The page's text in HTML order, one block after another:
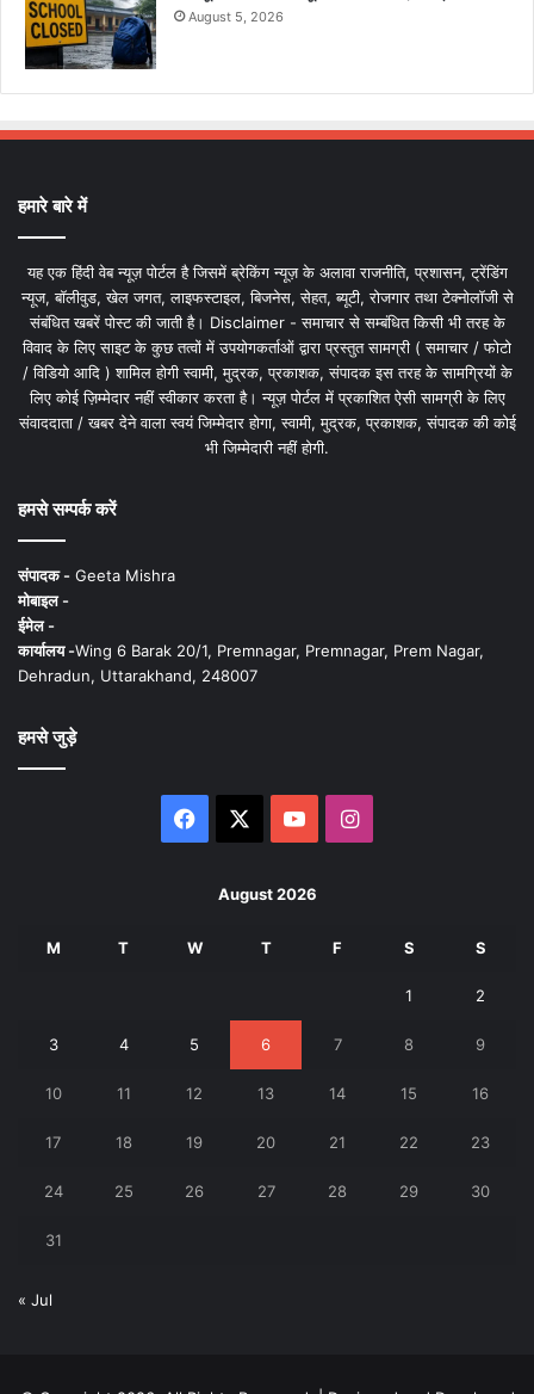
August 5, 2026
हमारे बारे में
यह एक हिंदी वेब न्यूज़ पोर्टल है जिसमें ब्रेकिंग न्यूज़ के अलावा राजनीति, प्रशासन, ट्रेंडिंग
न्यूज, बॉलीवुड, खेल जगत, लाइफस्टाइल, बिजनेस, सेहत, ब्यूटी, रोजगार तथा टेक्नोलॉजी से
संबंधित खबरें पोस्ट की जाती है। Disclaimer - समाचार से सम्बंधित किसी भी तरह के
विवाद के लिए साइट के कुछ तत्वों में उपयोगकर्ताओं द्वारा प्रस्तुत सामग्री ( समाचार / फोटो
/ विडियो आदि ) शामिल होगी स्वामी, मुद्रक, प्रकाशक, संपादक इस तरह के सामग्रियों के
लिए कोई ज़िम्मेदार नहीं स्वीकार करता है। न्यूज़ पोर्टल में प्रकाशित ऐसी सामग्री के लिए
संवाददाता / खबर देने वाला स्वयं जिम्मेदार होगा, स्वामी, मुद्रक, प्रकाशक, संपादक की कोई
भी जिम्मेदारी नहीं होगी.
हमसे सम्पर्क करें
संपादक - Geeta Mishra
मोबाइल -
ईमेल -
कार्यालय -Wing 6 Barak 20/1, Premnagar, Premnagar, Prem Nagar,
Dehradun, Uttarakhand, 248007
हमसे जुड़े
Facebook YouTubeInstagram
August 2026
M T W T F S S
1 2
3 4 5 6 7 8 9
10 11 12 13 14 15 16
17 18 19 20 21 22 23
24 25 26 27 28 29 30
31
« Jul